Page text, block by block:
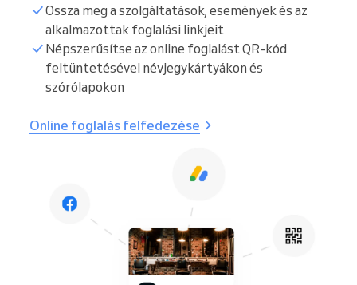
Ossza meg a szolgáltatások, események és az
alkalmazottak foglalási linkjeit
Népszerűsítse az online foglalást QR-kód
feltüntetésével névjegykártyákon és
szórólapokon
Online foglalás felfedezése